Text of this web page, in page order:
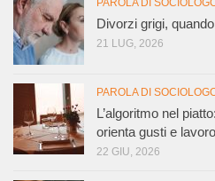
Divorzi grigi,
21 LUG, 2026
PAROLA DI
L’algoritmo nel
orienta gusti e
22 GIU, 2026